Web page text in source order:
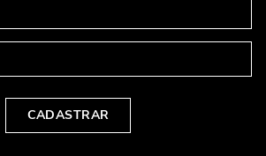
CADASTRAR